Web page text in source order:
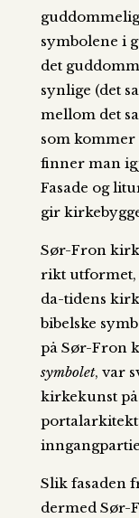
symbolene i
det
synlige (det
mellom det
som
finner man
Fasade og
gir
Sør-Fron
rikt utformet,
da-tidens
bibelske
på Sør-Fron
symbolet, var
kirkekunst på
Slik fasaden
dermed Sør-